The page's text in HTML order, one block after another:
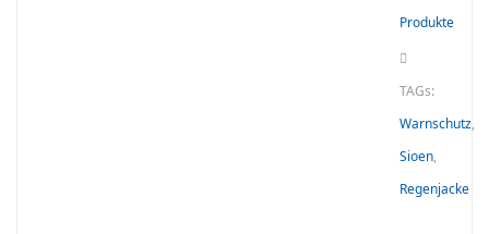
Produkte
TAGs:
Warnschutz,
Sioen,
Regenjacke